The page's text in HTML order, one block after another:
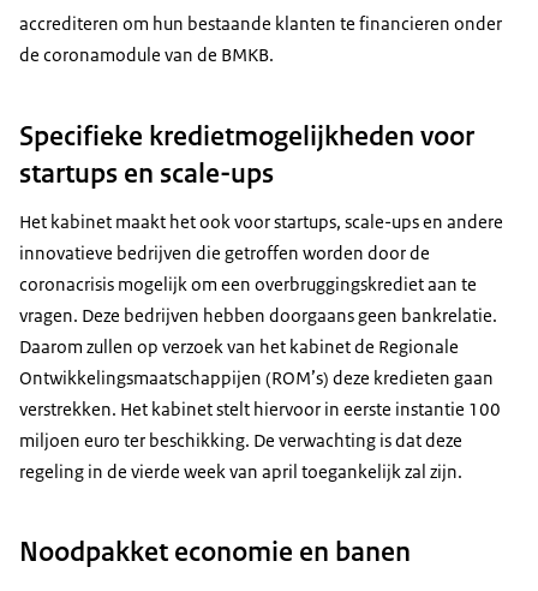
accrediteren om hun bestaande klanten te financieren onder
de coronamodule van de BMKB.
Specifieke kredietmogelijkheden voor
startups en scale-ups
Het kabinet maakt het ook voor startups, scale-ups en andere
innovatieve bedrijven die getroffen worden door de
coronacrisis mogelijk om een overbruggingskrediet aan te
vragen. Deze bedrijven hebben doorgaans geen bankrelatie.
Daarom zullen op verzoek van het kabinet de Regionale
Ontwikkelingsmaatschappijen (ROM’s) deze kredieten gaan
verstrekken. Het kabinet stelt hiervoor in eerste instantie 100
miljoen euro ter beschikking. De verwachting is dat deze
regeling in de vierde week van april toegankelijk zal zijn.
Noodpakket economie en banen